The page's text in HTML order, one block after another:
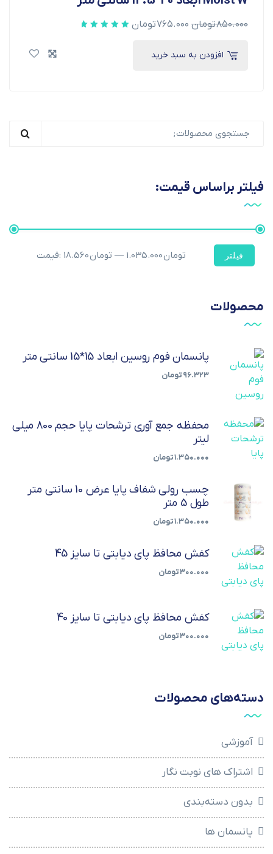
۸۵۰.۰۰۰تومان ۷۶۵.۰۰۰تومان
افزودن به سبد خرید
فیلتر براساس قیمت:
فیلتر قیمت: 18.560 تومان— 1.035.000 تومان
محصولات
پانسمان فوم روسین ابعاد 15*15 سانتی متر
۹۶.۳۲۳تومان
محفظه جمع آوری ترشحات پایا حجم 800 میلی
لیتر
۱.۳۵۰.۰۰۰تومان
چسب رولی شفاف پایا عرض 10 سانتی متر
طول 5 متر
۱.۳۵۰.۰۰۰تومان
کفش محافظ پای دیابتی تا سایز 45
۳۰۰.۰۰۰تومان
کفش محافظ پای دیابتی تا سایز 40
۳۰۰.۰۰۰تومان
دسته‌های محصولات
آموزشی
اشتراک های نوبت نگار
بدون دسته‌بندی
پانسمان ها